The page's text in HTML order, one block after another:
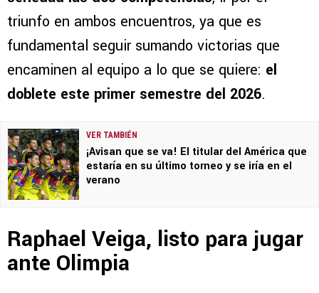
triunfo en ambos encuentros, ya que es
fundamental seguir sumando victorias que
encaminen al equipo a lo que se quiere: el
doblete este primer semestre del 2026.
VER TAMBIÉN
¡Avisan que se va! El titular del América que
estaría en su último torneo y se iría en el
verano
Raphael Veiga, listo para jugar
ante Olimpia